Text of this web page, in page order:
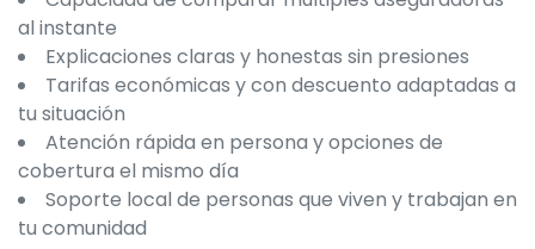
al instante
Explicaciones claras y honestas sin presiones
Tarifas económicas y con descuento adaptadas a
tu situación
Atención rápida en persona y opciones de
cobertura el mismo día
Soporte local de personas que viven y trabajan en
tu comunidad